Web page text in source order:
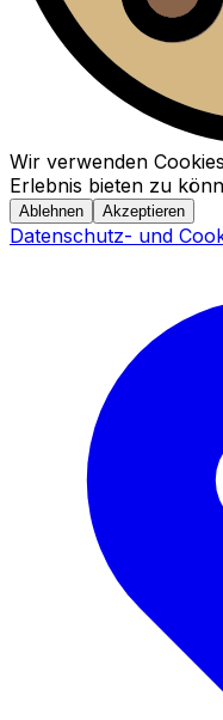
Wir verwenden
Erlebnis bieten zu
Ablehnen Akzeptieren
Datenschutz- und